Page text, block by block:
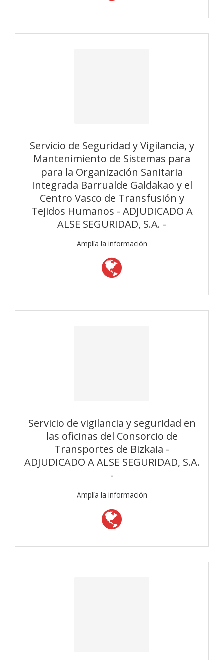
Servicio de Seguridad y Vigilancia, y
Mantenimiento de Sistemas para
para la Organización Sanitaria
Integrada Barrualde Galdakao y el
Centro Vasco de Transfusión y
Tejidos Humanos - ADJUDICADO A
ALSE SEGURIDAD, S.A. -
Amplía la información
Servicio de vigilancia y seguridad en
las oficinas del Consorcio de
Transportes de Bizkaia -
ADJUDICADO A ALSE SEGURIDAD, S.A.
-
Amplía la información